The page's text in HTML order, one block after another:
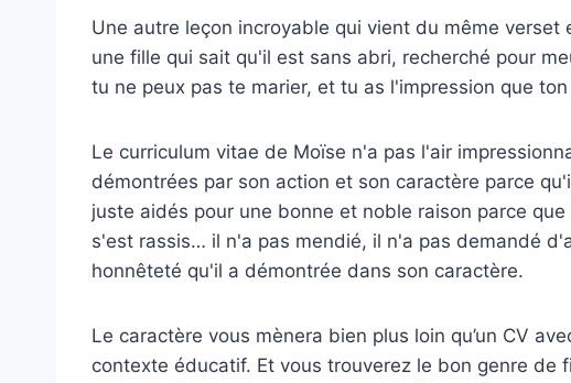
Une autre leçon incroyable qui vient du même
une fille qui sait qu'il est sans abri, recherché pour
tu ne peux pas te marier, et tu as l'impression que
Le curriculum vitae de Moïse n'a pas l'air
démontrées par son action et son caractère parce
juste aidés pour une bonne et noble raison parce
s'est rassis… il n'a pas mendié, il n'a pas demandé
honnêteté qu'il a démontrée dans son caractère.
Le caractère vous mènera bien plus loin qu’un CV
contexte éducatif. Et vous trouverez le bon genre de